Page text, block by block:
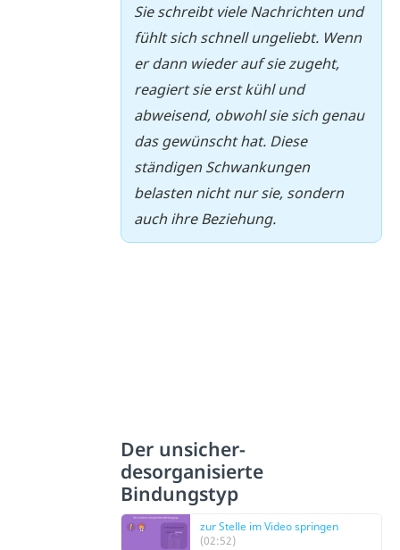
Sie schreibt viele Nachrichten und
fühlt sich schnell ungeliebt. Wenn
er dann wieder auf sie zugeht,
reagiert sie erst kühl und
abweisend, obwohl sie sich genau
das gewünscht hat. Diese
ständigen Schwankungen
belasten nicht nur sie, sondern
auch ihre Beziehung.
Der unsicher-
desorganisierte
Bindungstyp
zur Stelle im Video springen
(02:52)